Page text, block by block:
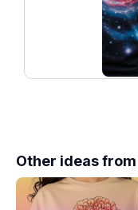
Other ideas from